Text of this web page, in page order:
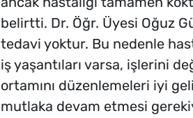
belirtti. Dr. Öğr. Üyesi Oğuz
tedavi yoktur. Bu nedenle
iş yaşantıları varsa, işlerini
ortamını düzenlemeleri iyi
mutlaka devam etmesi